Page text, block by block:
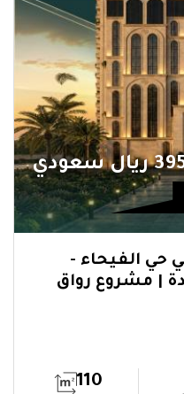
سعودي
حي الفيحاء -
| مشروع رواق
110